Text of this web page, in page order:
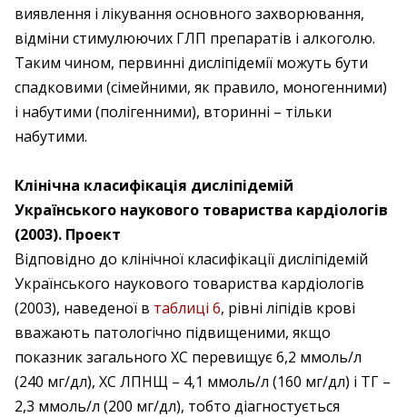
виявлення і лікування основного захворювання,
відміни стимулюючих ГЛП препаратів і алкоголю.
Таким чином, первинні дисліпідемії можуть бути
спадковими (сімейними, як правило, моногенними)
і набутими (полігенними), вторинні – тільки
набутими.
Клінічна класифікація дисліпідемій
Українського наукового товариства кардіологів
(2003). Проект
Відповідно до клінічної класифікації дисліпідемій
Українського наукового товариства кардіологів
(2003), наведеної в таблиці 6, рівні ліпідів крові
вважають патологічно підвищеними, якщо
показник загального ХС перевищує 6,2 ммоль/л
(240 мг/дл), ХС ЛПНЩ – 4,1 ммоль/л (160 мг/дл) і ТГ –
2,3 ммоль/л (200 мг/дл), тобто діагностується